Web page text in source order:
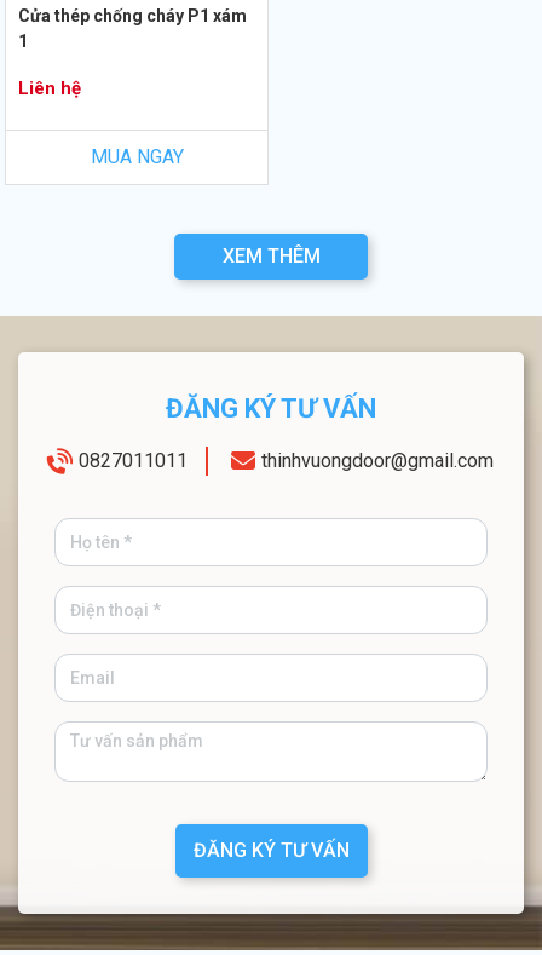
Cửa thép chống cháy P1 xám
1
Liên hệ
MUA NGAY
XEM THÊM
ĐĂNG KÝ TƯ VẤN
0827011011 thinhvuongdoor@gmail.com
ĐĂNG KÝ TƯ VẤN